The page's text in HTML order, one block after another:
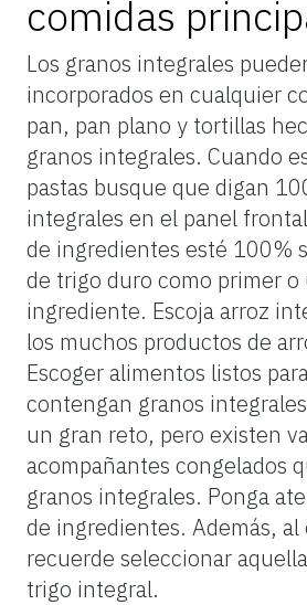
comidas
Los granos integrales
incorporados en cualquier
pan, pan plano y tortillas
granos integrales. Cuando
pastas busque que digan
integrales en el panel
de ingredientes esté 100%
de trigo duro como primer o
ingrediente. Escoja arroz
los muchos productos de
Escoger alimentos listos
contengan granos
un gran reto, pero existen
acompañantes congelados
granos integrales. Ponga
de ingredientes. Además, al
recuerde seleccionar
trigo integral.